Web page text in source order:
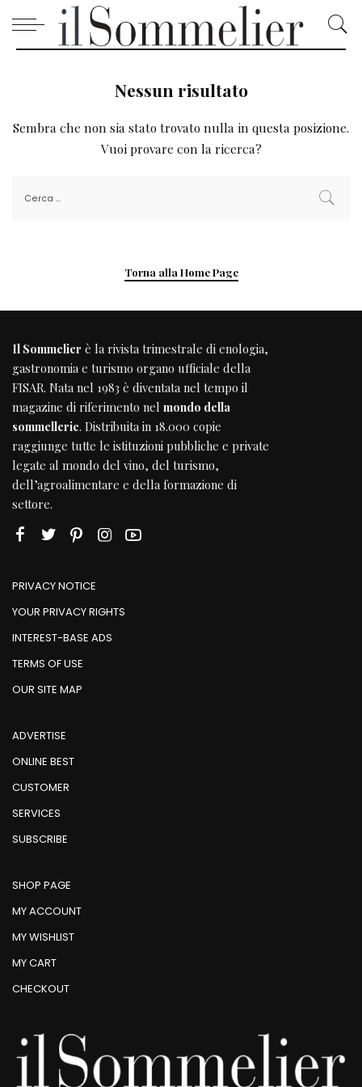
Nessun risultato
Sembra che non sia stato trovato nulla in questa posizione.
Vuoi provare con la ricerca?
Torna alla Home Page
Il Sommelier è la rivista trimestrale di enologia,
gastronomia e turismo organo ufficiale della
FISAR. Nata nel 1983 è diventata nel tempo il
magazine di riferimento nel mondo della
sommellerie. Distribuita in 18.000 copie
raggiunge tutte le istituzioni pubbliche e private
legate al mondo del vino, del turismo,
dell’agroalimentare e della formazione di
settore.
PRIVACY NOTICE
YOUR PRIVACY RIGHTS
INTEREST-BASE ADS
TERMS OF USE
OUR SITE MAP
ADVERTISE
ONLINE BEST
CUSTOMER
SERVICES
SUBSCRIBE
SHOP PAGE
MY ACCOUNT
MY WISHLIST
MY CART
CHECKOUT